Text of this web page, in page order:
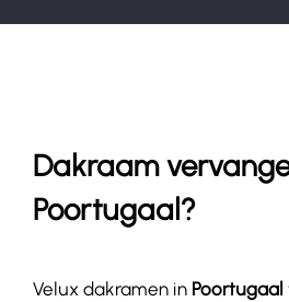
Blogs
Dakraam
Poortugaal?
Velux dakramen in Poortugaal